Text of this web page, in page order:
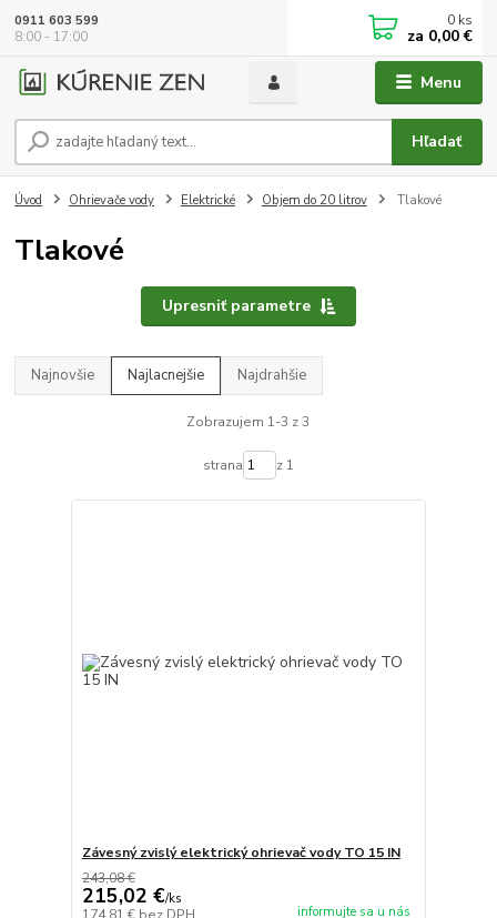
Menu
Hľadať
0911 603 599
8:00 - 17:00
0 ks
za 0,00 €
Úvod Ohrievače vody Elektrické Objem do 20 litrov Tlakové
Tlakové
Upresniť parametre
Najnovšie Najlacnejšie Najdrahšie
Zobrazujem 1-3 z 3
strana z 1
Závesný zvislý elektrický ohrievač vody TO 15 IN
243,08 €
215,02 €/ks
174,81 € bez DPH informujte sa u nás